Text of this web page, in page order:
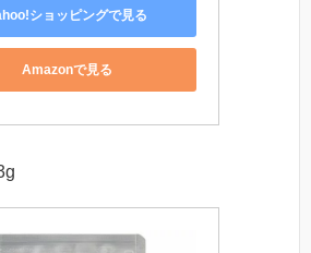
ショッピングで見る
Amazonで見る